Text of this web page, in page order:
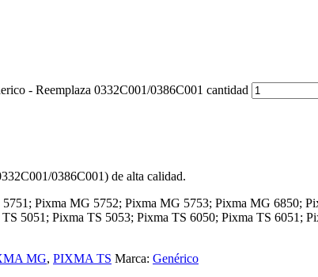
- Reemplaza 0332C001/0386C001 cantidad
0386C001) de alta calidad.
Pixma MG 5752; Pixma MG 5753; Pixma MG
5051; Pixma TS 5053; Pixma TS 6050; Pixma TS 6051;
MG, PIXMA TS Marca: Genérico